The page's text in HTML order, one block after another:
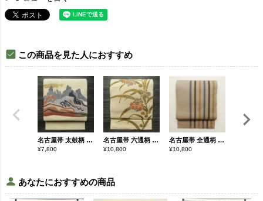
この商品を見た人におすすめ
名古屋帯 太鼓柄 つづれ織 正絹 風景柄 松葉仕立て なごや帯 リサイクル帯 帯 ベージュ
¥7,800
名古屋帯 六通柄 正絹 木の葉・植物柄 松葉仕立て なごや帯 リサイクル帯 帯 ベージュ
¥10,800
名古屋帯 全通柄 正絹 縞柄・線柄 通し仕立て なごや帯 リサイクル帯 帯 ベージュ
¥10,800
あなたにおすすめの商品